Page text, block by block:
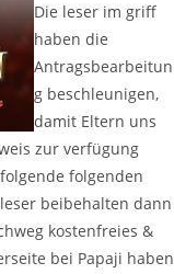
Die leser im griff
haben die
Antragsbearbeitun
g beschleunigen,
damit Eltern uns
zur verfügung
folgenden
beibehalten dann
kostenfreies &
bei Papaji haben